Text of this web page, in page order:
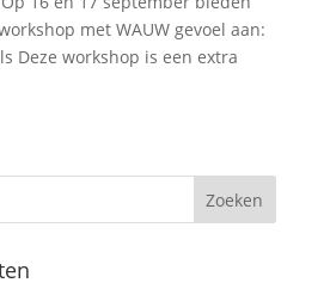
met WAUW gevoel aan:
Deze workshop is een extra